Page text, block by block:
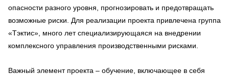
опасности разного уровня, прогнозировать и предотвращать
возможные риски. Для реализации проекта привлечена группа
«Тэктис», много лет специализирующаяся на внедрении
комплексного управления производственными рисками.
Важный элемент проекта – обучение, включающее в себя